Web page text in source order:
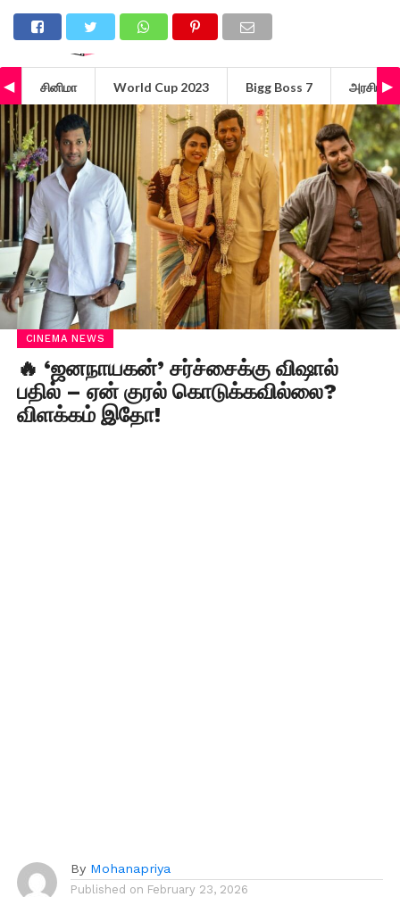
சினிமா World Cup 2023 Bigg Boss 7 அரசியல்
CINEMA NEWS
🔥 ‘ஜனநாயகன்’ சர்ச்சைக்கு விஷால்
பதில் – ஏன் குரல் கொடுக்கவில்லை?
விளக்கம் இதோ!
By Mohanapriya
Published on February 23, 2026